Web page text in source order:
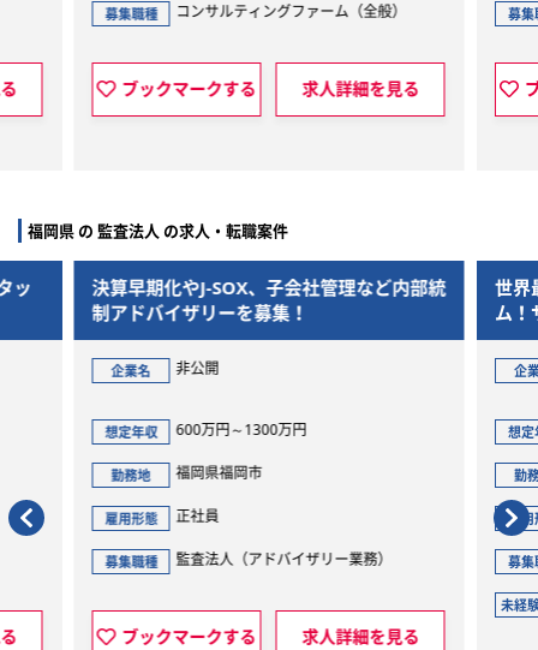
募集職種 コンサルティングファーム（全般）
ブックマークする 求人詳細を見る
募集
福岡県 の 監査法人 の求人・転職案件
ッ
決算早期化やJ-SOX、子会社管理など内部統
制アドバイザリーを募集！
企業名 非公開
想定年収 600万円～1300万円
勤務地 福岡県福岡市
雇用形態 正社員
募集職種 監査法人（アドバイザリー業務）
ブックマークする 求人詳細を見る
世界
ム！
企
想定
勤
雇用
募集
未経